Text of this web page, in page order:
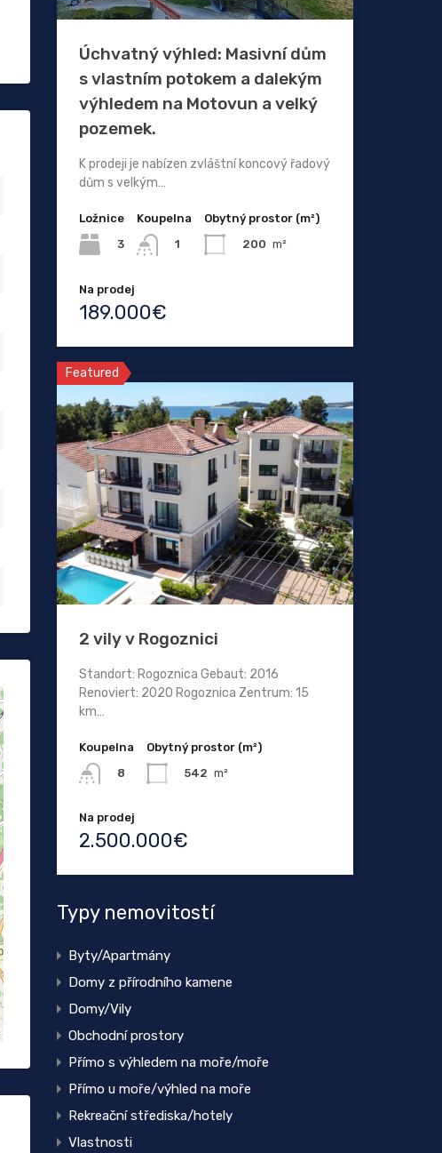
Úchvatný výhled: Masivní dům
s vlastním potokem a dalekým
výhledem na Motovun a velký
pozemek.
K prodeji je nabízen zvláštní koncový řadový
dům s velkým…
Ložnice
3
Koupelna
1
Obytný prostor (m²)
200 m²
Na prodej
189.000€
Featured
2 vily v Rogoznici
Standort: Rogoznica Gebaut: 2016
Renoviert: 2020 Rogoznica Zentrum: 15
km…
Koupelna
8
Obytný prostor (m²)
542 m²
Na prodej
2.500.000€
Typy nemovitostí
Byty/Apartmány
Domy z přírodního kamene
Domy/Vily
Obchodní prostory
Přímo s výhledem na moře/moře
Přímo u moře/výhled na moře
Rekreační střediska/hotely
Vlastnosti